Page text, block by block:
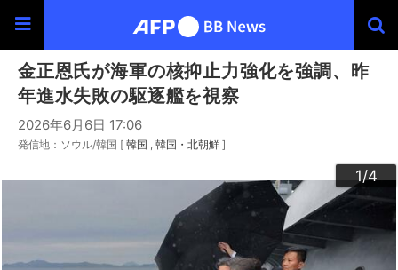
金正恩氏が海軍の核抑止力強化を強調、昨
年進水失敗の駆逐艦を視察
2026年6月6日 17:06
発信地：ソウル/韓国 [ 韓国 韓国・北朝鮮 ]
1/4
2/4
3/4
4/4